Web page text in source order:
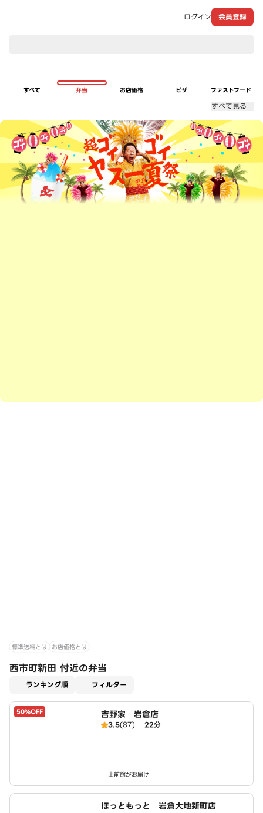
ログイン 会員登録
すべて 弁当 お店価格 ピザ ファストフード
すべて見る
超ゴイゴイヤスー夏祭
標準送料とは お店価格とは
西市町新田 付近の弁当
ランキング順 フィルター
50%OFF 吉野家 岩倉店
3.5(87) 22分
出前館がお届け
ほっともっと 岩倉大地新町店